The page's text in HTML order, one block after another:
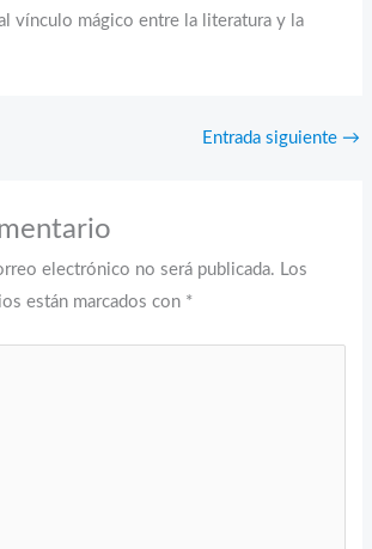
vínculo mágico entre la literatura y la
Entrada siguiente →
electrónico no será publicada. Los
están marcados con *